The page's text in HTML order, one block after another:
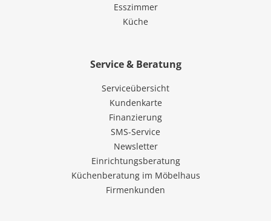
Esszimmer
Küche
Service & Beratung
Serviceübersicht
Kundenkarte
Finanzierung
SMS-Service
Newsletter
Einrichtungsberatung
Küchenberatung im Möbelhaus
Firmenkunden